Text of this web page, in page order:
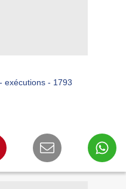
exécutions - 1793